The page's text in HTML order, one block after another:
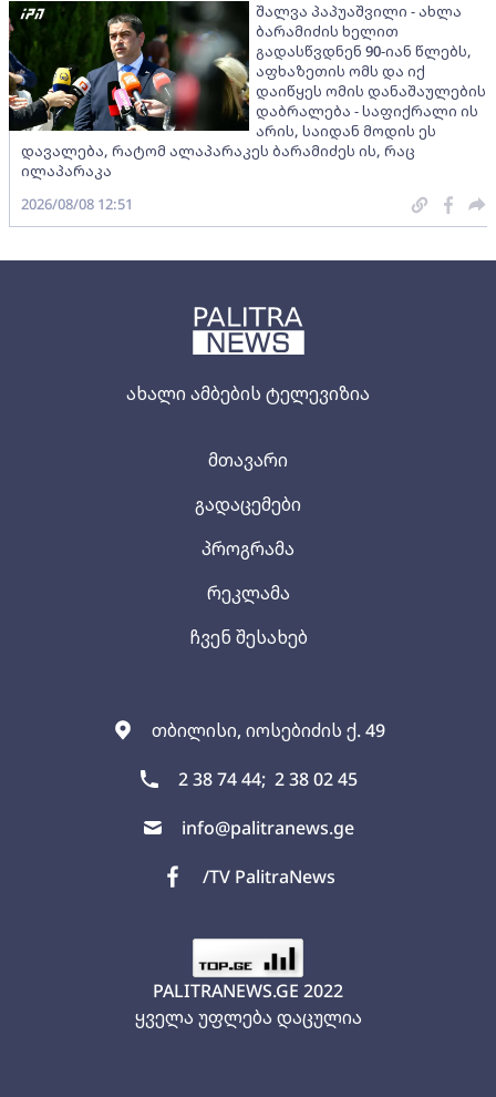
ახალი ამბების ტელევიზია
თბილისი, იოსებიძის ქ. 49
2 38 74 44; 2 38 02 45
info@palitranews.ge
/TV PalitraNews
მთავარი
გადაცემები
პროგრამა
რეკლამა
ჩვენ შესახებ
PALITRANEWS.GE 2022
ყველა უფლება დაცულია
შალვა პაპუაშვილი - ახლა
ბარამიძის ხელით
გადასწვდნენ 90-იან წლებს,
აფხაზეთის ომს და იქ
დაიწყეს ომის დანაშაულების
დაბრალება - საფიქრალი ის
არის, საიდან მოდის ეს
დავალება, რატომ ალაპარაკეს ბარამიძეს ის, რაც
ილაპარაკა
2026/08/08 12:51